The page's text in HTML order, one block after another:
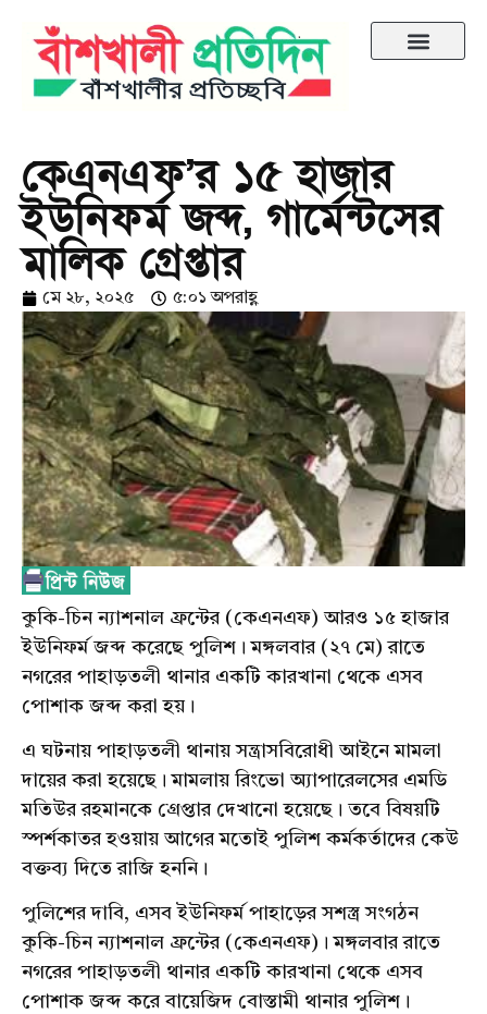
কেএনএফ’র ১৫ হাজার
ইউনিফর্ম জব্দ, গার্মেন্টসের
মালিক গ্রেপ্তার
মে ২৮, ২০২৫ ৫:০১ অপরাহ্ণ
কুকি-চিন ন্যাশনাল ফ্রন্টের (কেএনএফ) আরও ১৫ হাজার
ইউনিফর্ম জব্দ করেছে পুলিশ। মঙ্গলবার (২৭ মে) রাতে
নগরের পাহাড়তলী থানার একটি কারখানা থেকে এসব
পোশাক জব্দ করা হয়।
এ ঘটনায় পাহাড়তলী থানায় সন্ত্রাসবিরোধী আইনে মামলা
দায়ের করা হয়েছে। মামলায় রিংভো অ্যাপারেলসের এমডি
মতিউর রহমানকে গ্রেপ্তার দেখানো হয়েছে। তবে বিষয়টি
স্পর্শকাতর হওয়ায় আগের মতোই পুলিশ কর্মকর্তাদের কেউ
বক্তব্য দিতে রাজি হননি।
পুলিশের দাবি, এসব ইউনিফর্ম পাহাড়ের সশস্ত্র সংগঠন
কুকি-চিন ন্যাশনাল ফ্রন্টের (কেএনএফ)। মঙ্গলবার রাতে
নগরের পাহাড়তলী থানার একটি কারখানা থেকে এসব
পোশাক জব্দ করে বায়েজিদ বোস্তামী থানার পুলিশ।